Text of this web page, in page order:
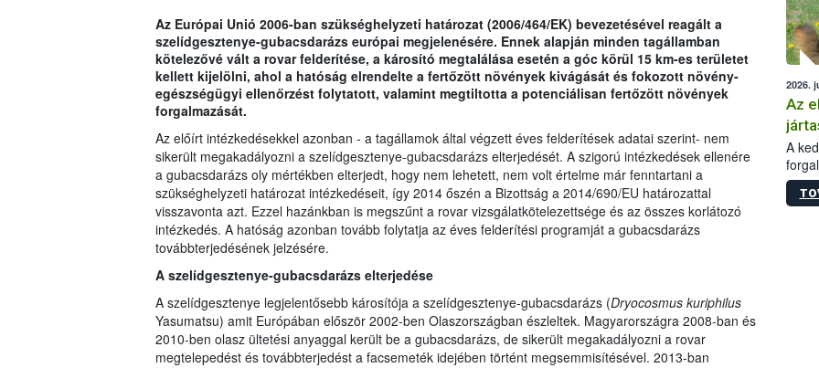
Az Európai Unió 2006-ban szükséghelyzeti határozat (2006/464/EK) bevezetésével reagált a
szelídgesztenye-gubacsdarázs európai megjelenésére. Ennek alapján minden tagállamban
kötelezővé vált a rovar felderítése, a károsító megtalálása esetén a góc körül 15 km-es területet
kellett kijelölni, ahol a hatóság elrendelte a fertőzött növények kivágását és fokozott növény-
egészségügyi ellenőrzést folytatott, valamint megtiltotta a potenciálisan fertőzött növények
forgalmazását.
Az előírt intézkedésekkel azonban - a tagállamok által végzett éves felderítések adatai szerint- nem
sikerült megakadályozni a szelídgesztenye-gubacsdarázs elterjedését. A szigorú intézkedések ellenére
a gubacsdarázs oly mértékben elterjedt, hogy nem lehetett, nem volt értelme már fenntartani a
szükséghelyzeti határozat intézkedéseit, így 2014 őszén a Bizottság a 2014/690/EU határozattal
visszavonta azt. Ezzel hazánkban is megszűnt a rovar vizsgálatkötelezettsége és az összes korlátozó
intézkedés. A hatóság azonban tovább folytatja az éves felderítési programját a gubacsdarázs
továbbterjedésének jelzésére.
A szelídgesztenye-gubacsdarázs elterjedése
A szelídgesztenye legjelentősebb károsítója a szelídgesztenye-gubacsdarázs (Dryocosmus kuriphilus
Yasumatsu) amit Európában először 2002-ben Olaszországban észleltek. Magyarországra 2008-ban és
2010-ben olasz ültetési anyaggal került be a gubacsdarázs, de sikerült megakadályozni a rovar
megtelepedést és továbbterjedést a facsemeték idejében történt megsemmisítésével. 2013-ban
2026.
Az
A